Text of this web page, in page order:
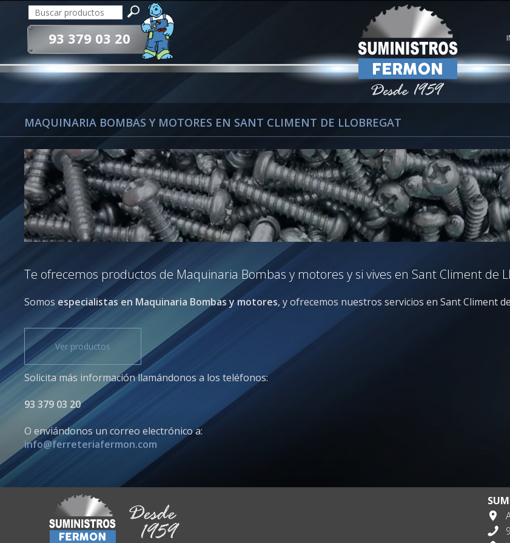
93 379 03 20
MAQUINARIA BOMBAS Y MOTORES EN SANT CLIMENT DE LLOBREGAT
Te ofrecemos productos de Maquinaria Bombas y motores y si vives en Sant Climent de
Somos especialistas en Maquinaria Bombas y motores, y ofrecemos nuestros servicios en Sant Climent
Ver productos
Solicita más información llamándonos a los teléfonos:
93 379 03 20
O enviándonos un correo electrónico a:
info@ferreteriafermon.com